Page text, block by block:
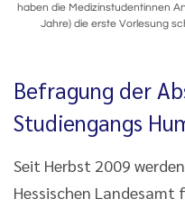
haben die Medizinstudentinnen
Jahre) die erste Vorlesung
Befragung der
Studiengangs
Seit Herbst 2009
Hessischen